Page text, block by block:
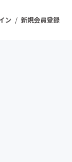
ン / 新規会員登録